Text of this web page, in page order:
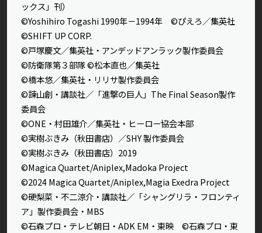
ックス」刊）
©Yoshihiro Togashi 1990年－1994年 ©ぴえろ／集英社
©SHIFT UP CORP.
©戸塚慶文／集英社・アンデッドアンラック製作委員会
©防衛隊第３部隊 ©松本直也／集英社
©橋本悠／集英社・リリサ製作委員会
©諫山創・講談社／「進撃の巨人」The Final Season製作
委員会
©ONE・村田雄介／集英社・ヒーロー協会本部
©実樹ぶきみ（秋田書店）／SHY 製作委員会
©実樹ぶきみ（秋田書店）2019
©Magica Quartet/Aniplex,Madoka Project
©2024 Magica Quartet/Aniplex,Magia Exedra Project
©硬梨菜・不二涼介・講談社／「シャングリラ・フロンティ
ア」製作委員会・MBS
©石森プロ・テレビ朝日・ADK EM・東映 ©石森プロ・東